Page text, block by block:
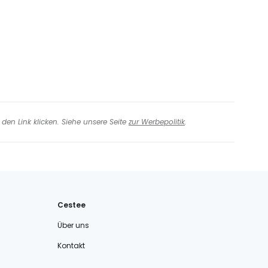
Link klicken. Siehe unsere Seite zur Werbepolitik.
Cestee
Über uns
Kontakt